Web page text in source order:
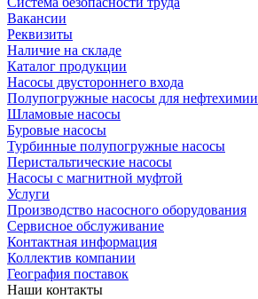
Вакансии
Реквизиты
Наличие на складе
Каталог продукции
Насосы двустороннего входа
Полупогружные насосы для нефтехимии
Шламовые насосы
Буровые насосы
Турбинные полупогружные насосы
Перистальтические насосы
Насосы с магнитной муфтой
Услуги
Производство насосного оборудования
Сервисное обслуживание
Контактная информация
Коллектив компании
География поставок
Наши контакты